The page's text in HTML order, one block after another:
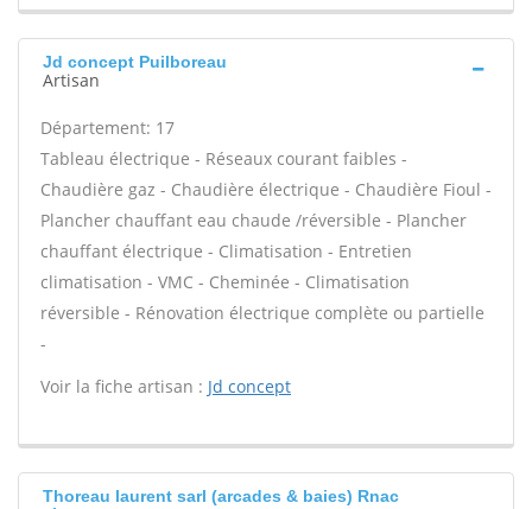
Jd concept Puilboreau
Artisan
Département: 17
Tableau électrique - Réseaux courant faibles -
Chaudière gaz - Chaudière électrique - Chaudière Fioul -
Plancher chauffant eau chaude /réversible - Plancher
chauffant électrique - Climatisation - Entretien
climatisation - VMC - Cheminée - Climatisation
réversible - Rénovation électrique complète ou partielle
-
Voir la fiche artisan : Jd concept
Thoreau laurent sarl (arcades & baies) Rnac